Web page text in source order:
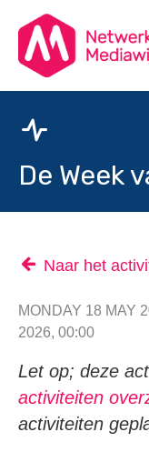
De Week
Naar het
MONDAY 18 MAY
2026, 00:00
Let op; deze
activiteiten
activiteiten